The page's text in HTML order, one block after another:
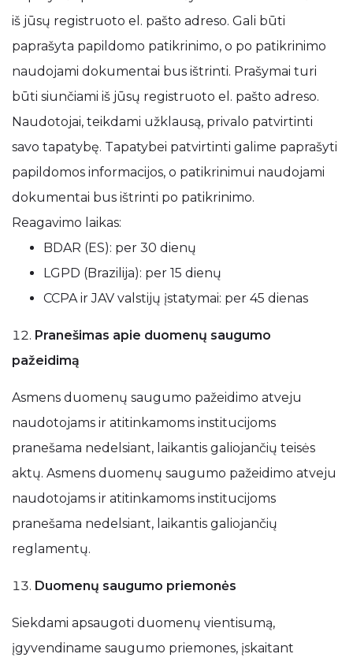
iš jūsų registruoto el. pašto adreso. Gali būti
paprašyta papildomo patikrinimo, o po patikrinimo
naudojami dokumentai bus ištrinti. Prašymai turi
būti siunčiami iš jūsų registruoto el. pašto adreso.
Naudotojai, teikdami užklausą, privalo patvirtinti
savo tapatybę. Tapatybei patvirtinti galime paprašyti
papildomos informacijos, o patikrinimui naudojami
dokumentai bus ištrinti po patikrinimo.
Reagavimo laikas:
BDAR (ES): per 30 dienų
LGPD (Brazilija): per 15 dienų
CCPA ir JAV valstijų įstatymai: per 45 dienas
Pranešimas apie duomenų saugumo
pažeidimą
Asmens duomenų saugumo pažeidimo atveju
naudotojams ir atitinkamoms institucijoms
pranešama nedelsiant, laikantis galiojančių teisės
aktų. Asmens duomenų saugumo pažeidimo atveju
naudotojams ir atitinkamoms institucijoms
pranešama nedelsiant, laikantis galiojančių
reglamentų.
Duomenų saugumo priemonės
Siekdami apsaugoti duomenų vientisumą,
įgyvendiname saugumo priemones, įskaitant